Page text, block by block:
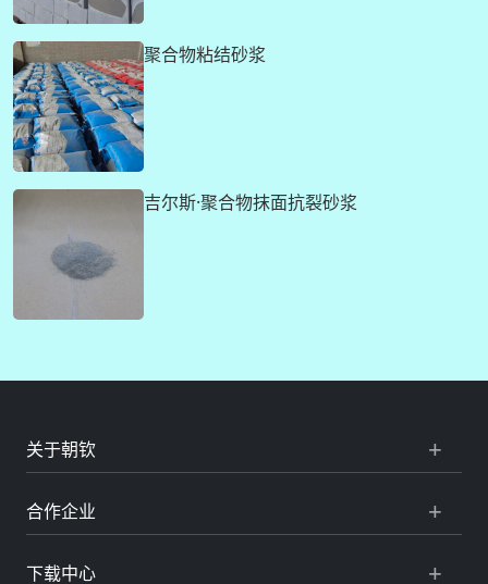
聚合物粘结砂浆
吉尔斯·聚合物抹面抗裂砂浆
关于朝钦
合作企业
下载中心